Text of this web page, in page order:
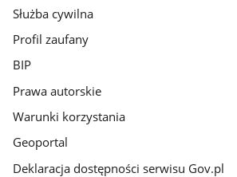
Służba cywilna
Profil zaufany
BIP
Prawa autorskie
Warunki korzystania
Geoportal
Deklaracja dostępności serwisu Gov.pl